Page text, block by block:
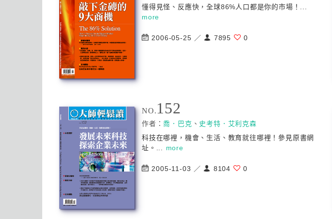
懂得見怪、反應快，全球86%人口都是你的市場！...
more
2006-05-25 ／ 7895 0
NO. 152
作者：喬．巴克 、 史考特．艾利克森
科技在哪裡，機會、生活、教育就往哪裡！參見原書網
址。... more
2005-11-03 ／ 8104 0